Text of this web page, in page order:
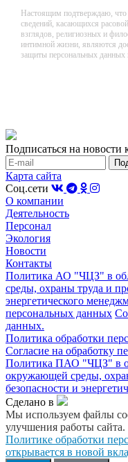
Настоящим подтверждаю, что
сведений, касающихся
взглядов, религиозных и
интимной жизни, являются
защиты персональных данных
Подписаться на новости
Карта сайта
Соц.сети
О компании
Деятельность
Персонал
Экология
Новости
Контакты
Политика АО "ЧЦЗ" в
среды, охраны труда и
энергетического
персональных данных
данных.
Политика обработки
Согласие на обработку
Политика ПАО "ЧЦЗ" в
окружающей среды,
безопасности и
Сделано в
Мы используем файлы
улучшения работы
Политике обработки
открывается в новой